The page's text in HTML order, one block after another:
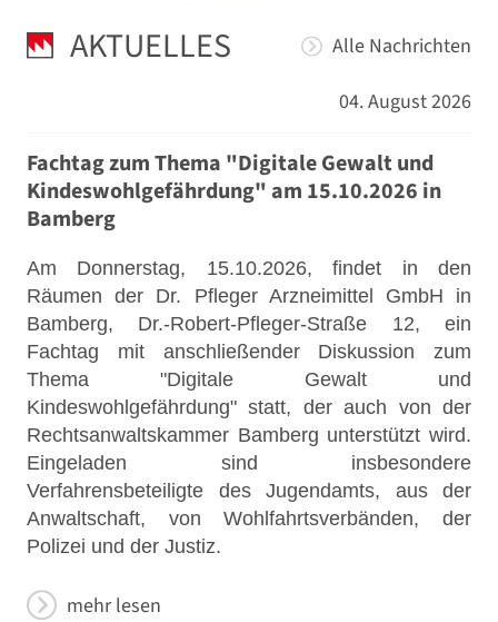
AKTUELLES
Alle Nachrichten
04. August 2026
Fachtag zum Thema "Digitale Gewalt und
Kindeswohlgefährdung" am 15.10.2026 in
Bamberg
Am Donnerstag, 15.10.2026, findet in den
Räumen der Dr. Pfleger Arzneimittel GmbH in
Bamberg, Dr.-Robert-Pfleger-Straße 12, ein
Fachtag mit anschließender Diskussion zum
Thema "Digitale Gewalt und
Kindeswohlgefährdung" statt, der auch von der
Rechtsanwaltskammer Bamberg unterstützt wird.
Eingeladen sind insbesondere
Verfahrensbeteiligte des Jugendamts, aus der
Anwaltschaft, von Wohlfahrtsverbänden, der
Polizei und der Justiz.
mehr lesen